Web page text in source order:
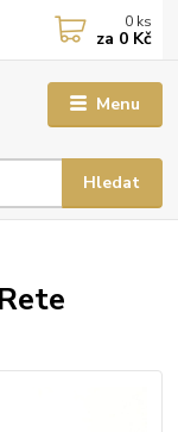
Menu
Hledat
0 ks
za 0 Kč